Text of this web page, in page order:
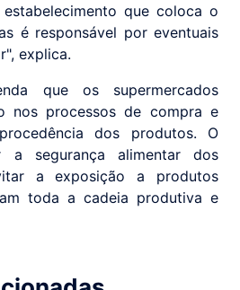
que coloca o
é responsável por eventuais
explica.
que os supermercados
nos processos de compra e
dos produtos. O
a segurança alimentar dos
a exposição a produtos
toda a cadeia produtiva e